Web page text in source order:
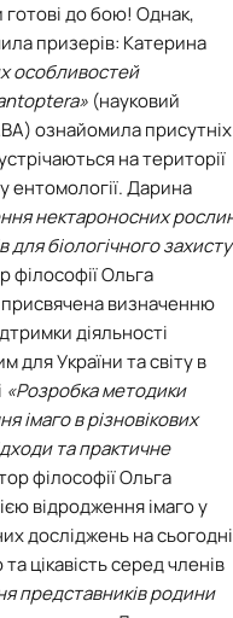
до бою! Однак,
призерів: Катерина
особливостей
(науковий
) ознайомила присутніх
на території
ентомології.Дарина
нектароносних
для біологічного захисту
філософіїОльга
визначенню
діяльності
для України та світу в
«Розробка методики
імаго в різновікових
та практичне
філософіїОльга
відродження імаго у
досліджень на сьогодні
цікавість серед членів
представників родини